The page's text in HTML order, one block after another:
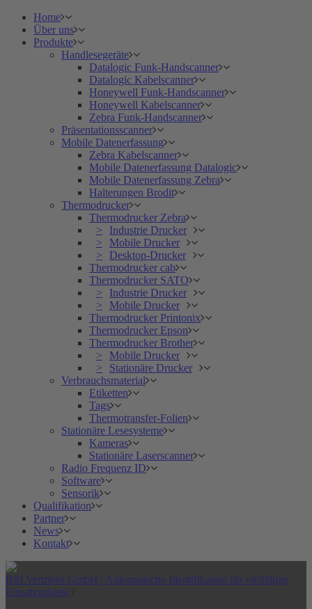
Home
Über uns
Produkte
Handlesegeräte
Datalogic Funk-Handscanner
Datalogic Kabelscanner
Honeywell Funk-Handscanner
Honeywell Kabelscanner
Zebra Funk-Handscanner
Präsentationsscanner
Mobile Datenerfassung
Zebra Kabelscanner
Mobile Datenerfassung Datalogic
Mobile Datenerfassung Zebra
Halterungen Brodit
Thermodrucker
Thermodrucker Zebra
Industrie Drucker
Mobile Drucker
Desktop-Drucker
Thermodrucker cab
Thermodrucker SATO
Industrie Drucker
Mobile Drucker
Thermodrucker Printonix
Thermodrucker Epson
Thermodrucker Brother
Mobile Drucker
Stationäre Drucker
Verbrauchsmaterial
Etiketten
Tags
Thermotransfer-Folien
Stationäre Lesesysteme
Kameras
Stationäre Laserscanner
Radio Frequenz ID
Software
Sensorik
Qualifikation
Partner
News
Kontakt
BSI Vertriebs GmbH | Automatische Identifikation für vielfältige
Einsatzgebiete